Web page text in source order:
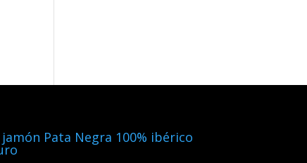
jamón Pata Negra 100% ibérico